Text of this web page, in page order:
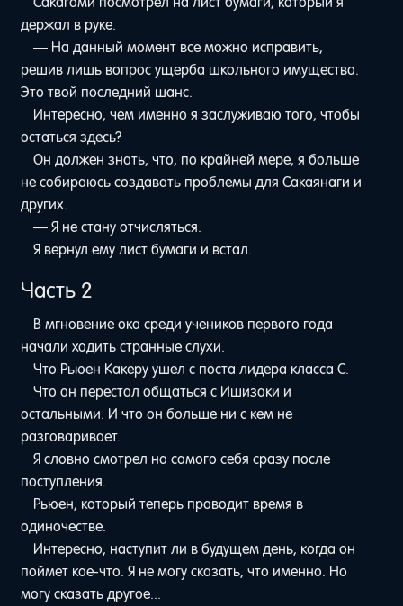
держал в руке.
— На данный момент все можно исправить,
решив лишь вопрос ущерба школьного имущества.
Это твой последний шанс.
Интересно, чем именно я заслуживаю того, чтобы
остаться здесь?
Он должен знать, что, по крайней мере, я больше
не собираюсь создавать проблемы для Сакаянаги и
других.
— Я не стану отчисляться.
Я вернул ему лист бумаги и встал.
Часть 2
В мгновение ока среди учеников первого года
начали ходить странные слухи.
Что Рьюен Какеру ушел с поста лидера класса С.
Что он перестал общаться с Ишизаки и
остальными. И что он больше ни с кем не
разговаривает.
Я словно смотрел на самого себя сразу после
поступления.
Рьюен, который теперь проводит время в
одиночестве.
Интересно, наступит ли в будущем день, когда он
поймет кое-что. Я не могу сказать, что именно. Но
могу сказать другое...